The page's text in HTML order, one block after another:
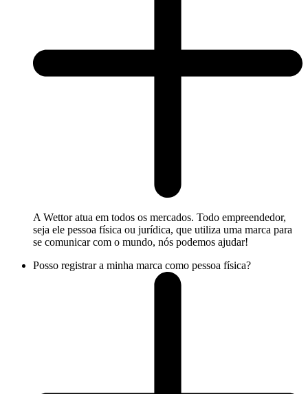
A Wettor atua em todos os mercados. Todo empreendedor,
seja ele pessoa física ou jurídica, que utiliza uma marca para
se comunicar com o mundo, nós podemos ajudar!
Posso registrar a minha marca como pessoa física?